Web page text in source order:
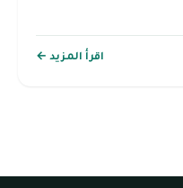
اقرأ المزيد ←